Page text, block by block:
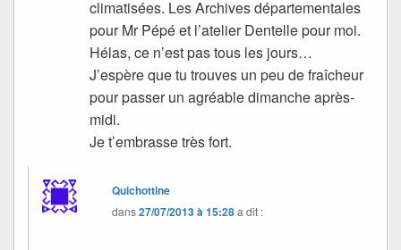
climatisées. Les Archives départementales
pour Mr Pépé et l’atelier Dentelle pour moi.
Hélas, ce n’est pas tous les jours…
J’espère que tu trouves un peu de fraîcheur
pour passer un agréable dimanche après-
midi.
Je t’embrasse très fort.
Quichottine
dans27/07/2013 à 15:28a dit :